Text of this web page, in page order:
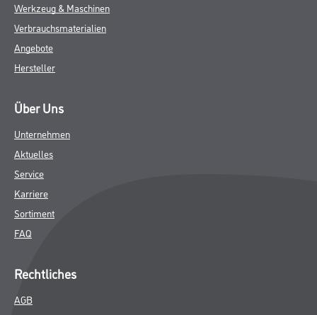
Werkzeug & Maschinen
Verbrauchsmaterialien
Angebote
Hersteller
Über Uns
Unternehmen
Aktuelles
Service
Karriere
Sortiment
FAQ
Rechtliches
AGB